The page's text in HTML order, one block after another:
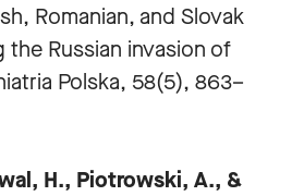
Romanian, and Slovak
the Russian invasion of
Polska, 58(5), 863–
H., Piotrowski, A., &